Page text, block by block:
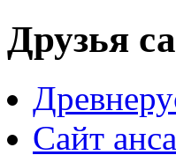
Друзья
Сайт